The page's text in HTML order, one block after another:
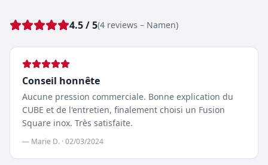
4.5/ 5(4 reviews – Namen)
Conseil honnête
Aucune pression commerciale. Bonne explication du
CUBE et de l'entretien, finalement choisi un Fusion
Square inox. Très satisfaite.
— Marie D. ·02/03/2024